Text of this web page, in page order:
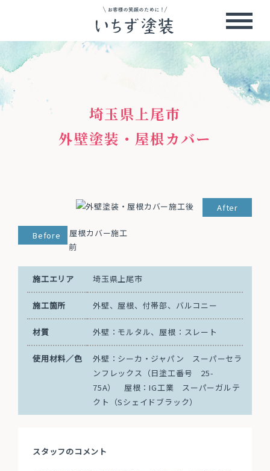
埼玉県上尾市
外壁塗装・屋根カバー
After
Before
施工エリア 埼玉県上尾市
施工箇所 外壁、屋根、付帯部、バルコニー
材質 外壁：モルタル、屋根：スレート
使用材料／色
外壁：シーカ・ジャパン スーパーセラ
ンフレックス（日塗工番号 25-
75A） 屋根：IG工業 スーパーガルテ
クト（Sシェイドブラック）
スタッフのコメント